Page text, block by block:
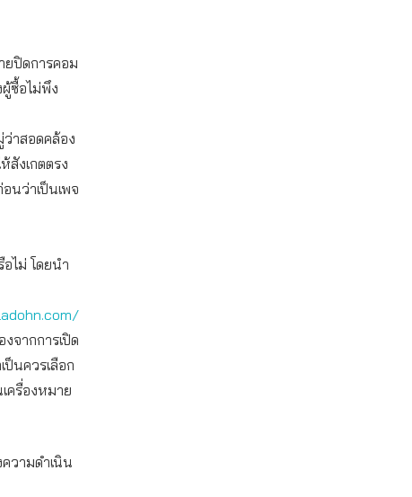
ยปิดการคอม
ซื้อไม่พึง
าสอดคล้อง
สังเกตตรง
นว่าเป็นเพจ
ไม่ โดยนำ
จากการเปิด
นควรเลือก
ครื่องหมาย
วามดำเนิน